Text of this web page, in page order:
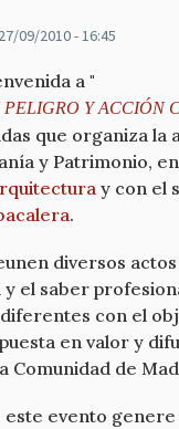
09/2010 - 16:45
a "
PELIGRO Y ACCIÓN
que organiza la
y Patrimonio,
y con el
.
diversos
y el saber
con el
en valor y
Comunidad de
este evento